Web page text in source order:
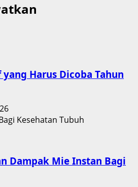
Harus Dicoba Tahun
Dampak Mie Instan Bagi